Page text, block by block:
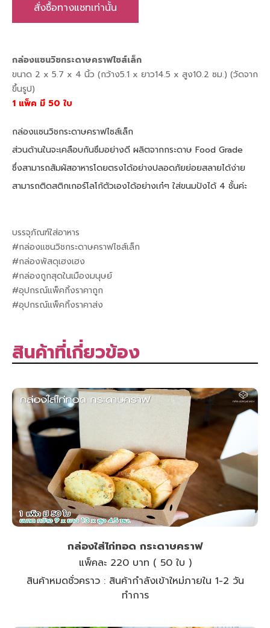
สั่งซื้อทางแชทเท่านั้น
กล่องแซนวิชกระดาษคราฟไซส์เล็ก
ขนาด 2 x 5.7 x 4 นิ้ว (กว้าง5.1 x ยาว14.5 x สูง10.2 ซม.) (วัดจาก
ขึ้นรูป)
1 แพ็ค มี 50 ใบ
กล่องแซนวิชกระดาษคราฟไซส์เล็ก
ส่วนด้านในจะเคลือบกันซึมอย่างดี ผลิตจากกระดาษ Food Grade
ซึ่งสามารถสัมผัสอาหารโดยตรงได้อย่างปลอดภัยย่อยสลายได้ง่าย
สามารถติดสติกเกอร์โลโก้ตัวเองได้อย่างเก๋ๆ ใส่ขนมปังได้ 4 ชั้นค่ะ
บรรจุภัณฑ์ใส่อาหาร
#กล่องแซนวิชกระดาษคราฟไซส์เล็ก
#กล่องพัสดุเฮงเฮง
#กล่องถูกสุดในเมืองมนุษย์
#อุปกรณ์แพ็คกิ้งราคาถูก
#อุปกรณ์แพ็คกิ้งราคาส่ง
สินค้าที่เกี่ยวข้อง
กล่องใส่ไก่ทอด กระดาษคราฟ
แพ็คละ 220 บาท ( 50 ใบ )
สินค้าหมดชั่วคราว : สินค้ากำลังเข้าใหม่ภายใน 1-2 วัน
ทำการ